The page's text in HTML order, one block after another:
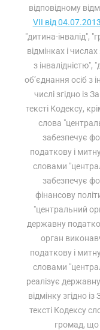
відповідному
VII від 04.07.2013
"дитина-інвалід",
відмінках і
з інвалідністю",
об’єднання осіб з
числі згідно із
тексті Кодексу,
слова
забезпечує
податкову і
словами
забезпечує
фінансову
"центральний
державну
орган
податкову і
словами
реалізує
відмінку згідно
тексті Кодексу
громад, що